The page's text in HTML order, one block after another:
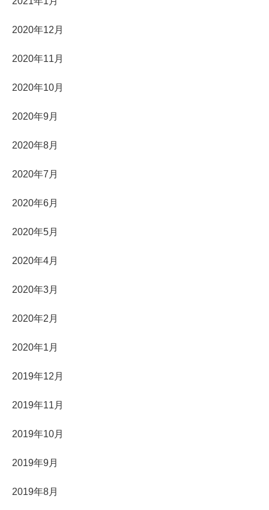
2020年12月
2020年11月
2020年10月
2020年9月
2020年8月
2020年7月
2020年6月
2020年5月
2020年4月
2020年3月
2020年2月
2020年1月
2019年12月
2019年11月
2019年10月
2019年9月
2019年8月